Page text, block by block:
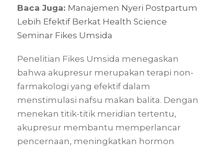
Baca Juga: Manajemen Nyeri Postpartum
Lebih Efektif Berkat Health Science
Seminar Fikes Umsida
Penelitian Fikes Umsida menegaskan
bahwa akupresur merupakan terapi non-
farmakologi yang efektif dalam
menstimulasi nafsu makan balita. Dengan
menekan titik-titik meridian tertentu,
akupresur membantu memperlancar
pencernaan, meningkatkan hormon